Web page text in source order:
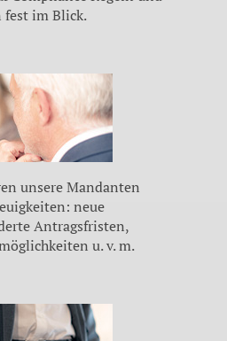
fest im Blick.
unsere Mandanten
neue
Antragsfristen,
u. v. m.